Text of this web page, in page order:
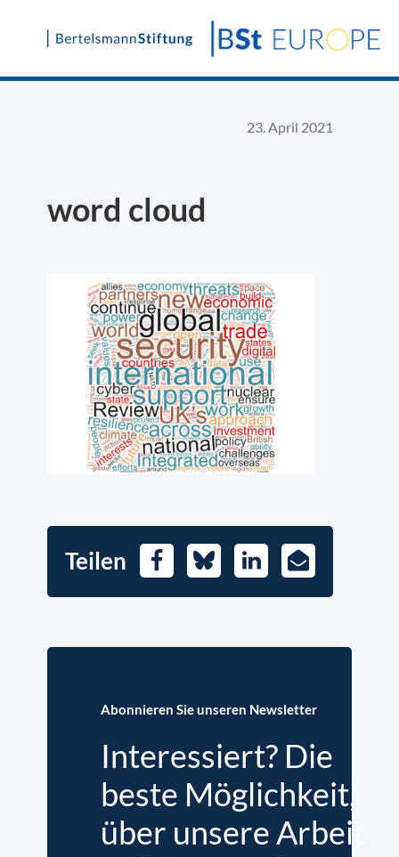
Skip
23. April 2021
word cloud
Teilen FacebookBlueskyLinkedIn
E-
Mail
Abonnieren Sie unseren Newsletter
Interessiert? Die
beste Möglichkeit,
über unsere Arbeit